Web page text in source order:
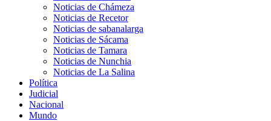
Noticias de Chámeza
Noticias de Recetor
Noticias de sabanalarga
Noticias de Sácama
Noticias de Tamara
Noticias de Nunchia
Noticias de La Salina
Política
Judicial
Nacional
Mundo